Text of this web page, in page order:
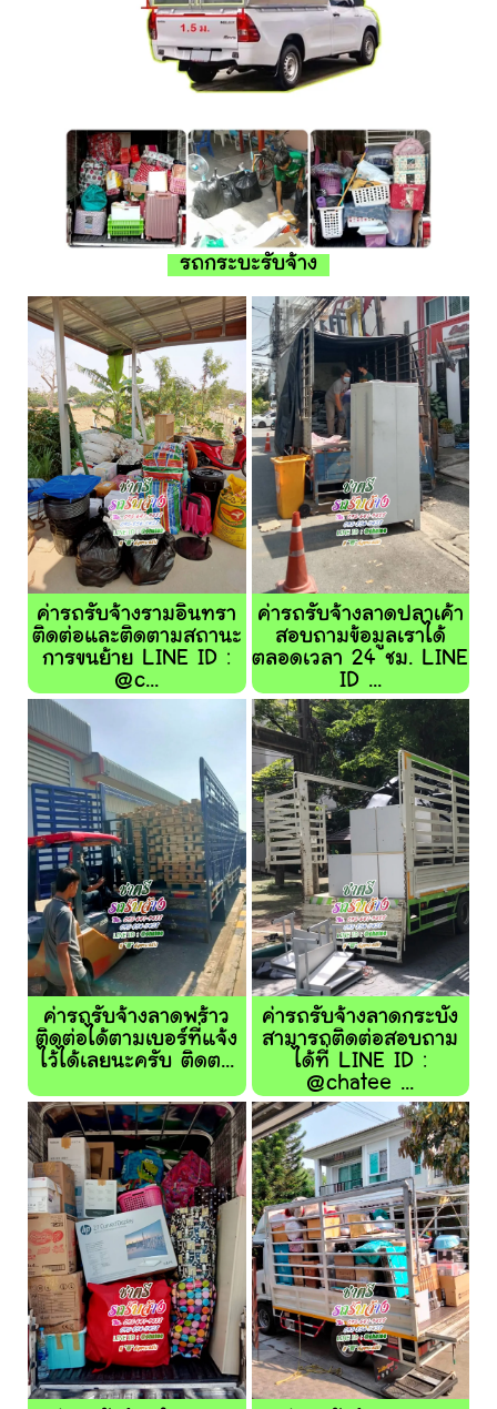
รถกระบะรับจ้าง
ค่ารถรับจ้างรามอินทรา
ติดต่อและติดตามสถานะ
การขนย้าย LINE ID :
@c...
ค่ารถรับจ้างลาดปลาเค้า
สอบถามข้อมูลเราได้
ตลอดเวลา 24 ชม. LINE
ID ...
ค่ารถรับจ้างลาดพร้าว
ติดต่อได้ตามเบอร์ที่แจ้ง
ไว้ได้เลยนะครับ ติดต...
ค่ารถรับจ้างลาดกระบัง
สามารถติดต่อสอบถาม
ได้ที่ LINE ID :
@chatee ...